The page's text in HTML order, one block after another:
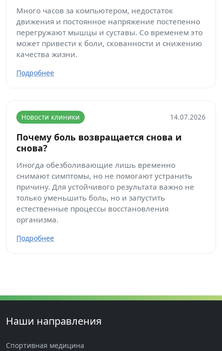
Много часов за компьютером, недостаток
движения и постоянное напряжение постепенно
перегружают мышцы и суставы. Со временем это
может привести к боли, скованности и снижению
качества жизни.
Подробнее
Новости клиники 14.07.2026
Почему боль возвращается снова и
снова?
Иногда обезболивающие лишь временно
снимают симптомы, но не помогают устранить
причину. Для устойчивого результата важно не
только уменьшить боль, но и запустить
естественные процессы восстановления
организма.
Подробнее
Наши направления
Спортивная медицина